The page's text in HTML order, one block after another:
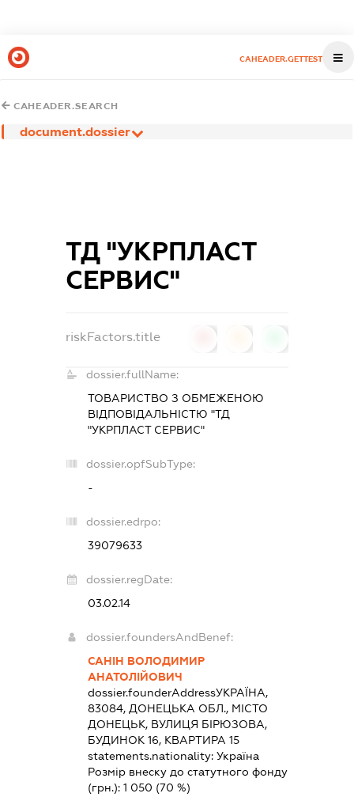
CAHEADER.GETTEST
CAHEADER.SEARCH
document.dossier
ТД "УКРПЛАСТ
СЕРВИС"
riskFactors.title
dossier.fullName:
ТОВАРИСТВО З ОБМЕЖЕНОЮ
ВІДПОВІДАЛЬНІСТЮ "ТД
"УКРПЛАСТ СЕРВИС"
dossier.opfSubType:
-
dossier.edrpo:
39079633
dossier.regDate:
03.02.14
dossier.foundersAndBenef:
САНІН ВОЛОДИМИР
АНАТОЛІЙОВИЧ
dossier.founderAddressУКРАЇНА,
83084, ДОНЕЦЬКА ОБЛ., МІСТО
ДОНЕЦЬК, ВУЛИЦЯ БІРЮЗОВА,
БУДИНОК 16, КВАРТИРА 15
statements.nationality: Україна
Розмір внеску до статутного фонду
(грн.): 1 050 (70 %)